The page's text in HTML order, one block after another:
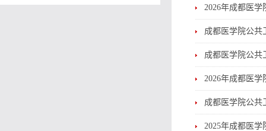
2026年成都医
成都医学院公共
成都医学院公共
2026年成都医
成都医学院公共
2025年成都医